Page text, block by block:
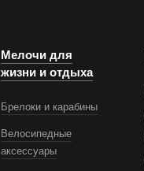
Мелочи для
жизни и отдыха
Брелоки и карабины
Велосипедные
аксессуары